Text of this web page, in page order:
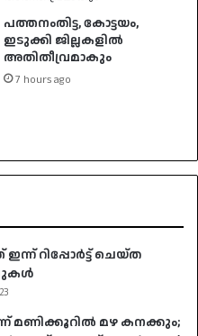
പത്തനംതിട്ട, കോട്ടയം,
ഇടുക്കി ജില്ലകളില്‍
അതിതീവ്രമാകും
7 hours ago
റിപ്പോർട്ട് ചെയ്ത
മണിക്കൂറിൽ മഴ കനക്കും;